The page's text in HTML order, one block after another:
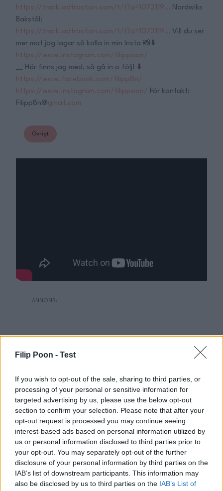
Filip Poon - Test
If you wish to opt-out of the sale, sharing to third parties, or
processing of your personal or sensitive information for
targeted advertising by us, please use the below opt-out
section to confirm your selection. Please note that after your
opt-out request is processed you may continue seeing
interest-based ads based on personal information utilized by
us or personal information disclosed to third parties prior to
your opt-out. You may separately opt-out of the further
disclosure of your personal information by third parties on the
IAB’s list of downstream participants. This information may
also be disclosed by us to third parties on the IAB’s List of
https://track.adtraction.com/t/t?a=1073119… Nordwiks
Bakstål:
https://track.adtraction.com/t/t?a=1073119… Vill du ser
mer mat jag lagar så kolla in min Insta 📸⬇️
https://www.instagram.com/filippoon/
__ Här finns jag med, så gå in o följ! ⬇️
https://www.facebook.com/filipp8n/
https://www.instagram.com/filippoon/ För kontakt:
Filipp8n@gmail.com
Övrigt